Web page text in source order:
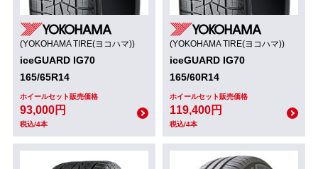
(YOKOHAMA TIRE(ヨコハマ))
iceGUARD IG70
165/65R14
ホイールセット販売価格
93,000円
税込/4本
(YOKOHAMA TIRE(ヨコハマ))
iceGUARD IG70
165/60R14
ホイールセット販売価格
119,400円
税込/4本